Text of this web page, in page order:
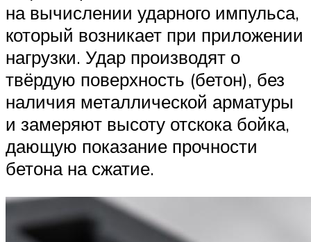
на вычислении ударного импульса,
который возникает при приложении
нагрузки. Удар производят о
твёрдую поверхность (бетон), без
наличия металлической арматуры
и замеряют высоту отскока бойка,
дающую показание прочности
бетона на сжатие.